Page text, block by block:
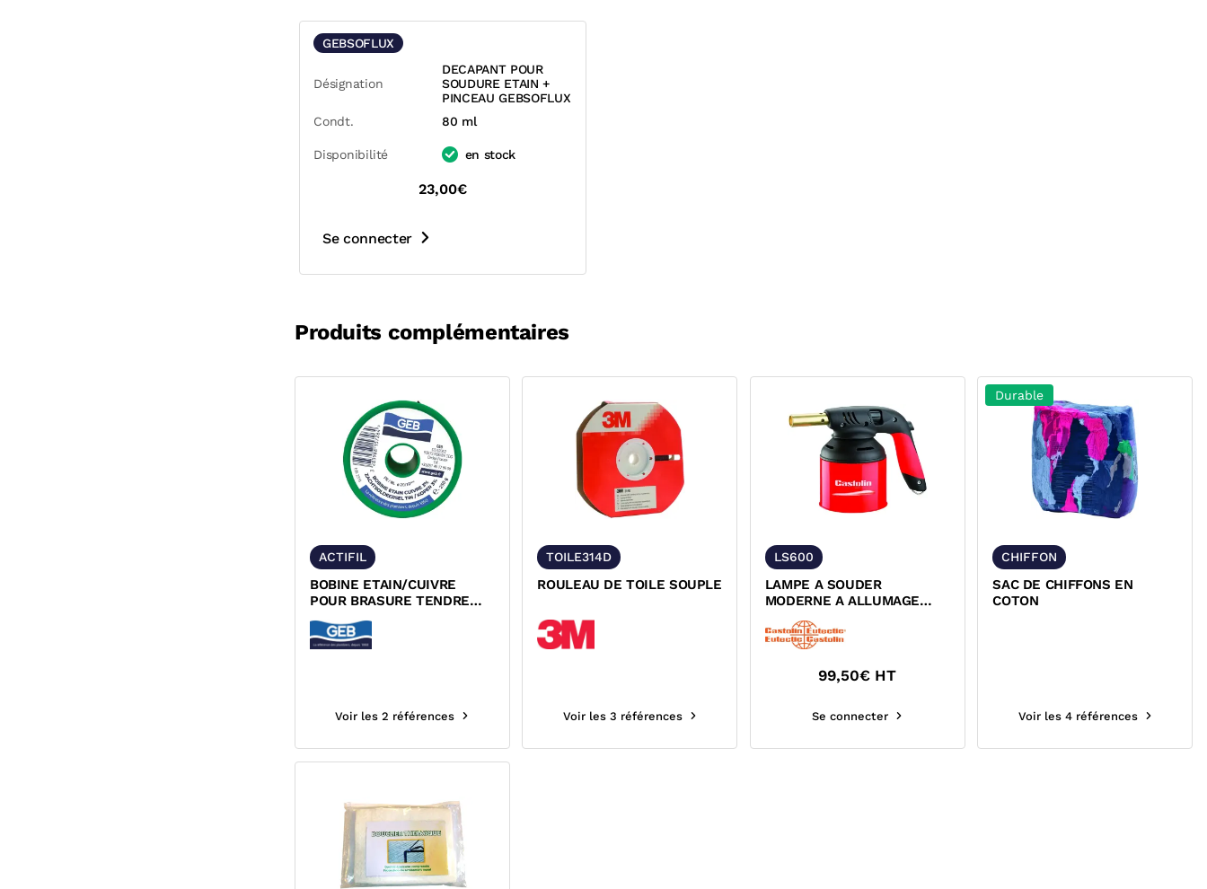
GEBSOFLUX
Désignation
DECAPANT POUR
SOUDURE ETAIN +
PINCEAU GEBSOFLUX
Condt.
80 ml
Disponibilité en stock
23,00€
Se connecter
Produits complémentaires
ACTIFIL
BOBINE ETAIN/CUIVRE
POUR BRASURE TENDRE
ACTIFIL GEB
Voir les 2 références
TOILE314D
ROULEAU DE TOILE SOUPLE
Voir les 3 références
LS600
LAMPE A SOUDER
MODERNE A ALLUMAGE
PIEZO CASTOLIN 600
99,50€ HT
Se connecter
Durable
CHIFFON
SAC DE CHIFFONS EN
COTON
Voir les 4 références